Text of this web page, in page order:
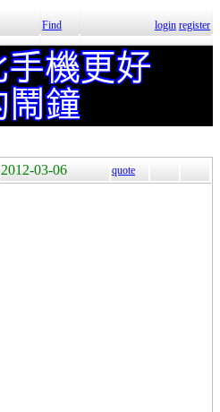
Find login register
2012-03-06 quote